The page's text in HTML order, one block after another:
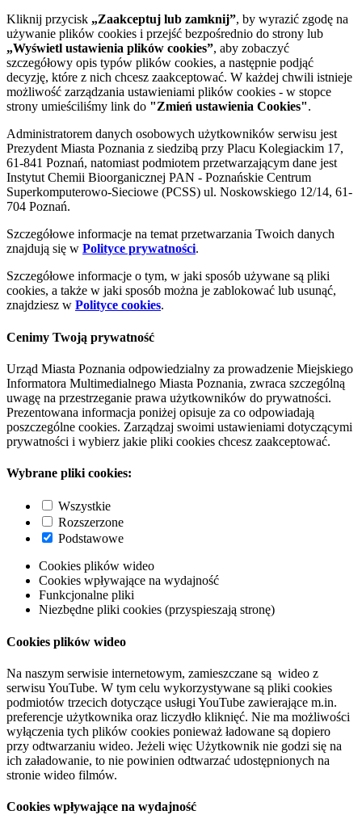
Kliknij przycisk „Zaakceptuj lub zamknij”, by wyrazić zgodę na
używanie plików cookies i przejść bezpośrednio do strony lub
„Wyświetl ustawienia plików cookies”, aby zobaczyć
szczegółowy opis typów plików cookies, a następnie podjąć
decyzję, które z nich chcesz zaakceptować. W każdej chwili istnieje
możliwość zarządzania ustawieniami plików cookies - w stopce
strony umieściliśmy link do "Zmień ustawienia Cookies".
Administratorem danych osobowych użytkowników serwisu jest
Prezydent Miasta Poznania z siedzibą przy Placu Kolegiackim 17,
61-841 Poznań, natomiast podmiotem przetwarzającym dane jest
Instytut Chemii Bioorganicznej PAN - Poznańskie Centrum
Superkomputerowo-Sieciowe (PCSS) ul. Noskowskiego 12/14, 61-
704 Poznań.
Szczegółowe informacje na temat przetwarzania Twoich danych
znajdują się w Polityce prywatności.
Szczegółowe informacje o tym, w jaki sposób używane są pliki
cookies, a także w jaki sposób można je zablokować lub usunąć,
znajdziesz w Polityce cookies.
Cenimy Twoją prywatność
Urząd Miasta Poznania odpowiedzialny za prowadzenie Miejskiego
Informatora Multimedialnego Miasta Poznania, zwraca szczególną
uwagę na przestrzeganie prawa użytkowników do prywatności.
Prezentowana informacja poniżej opisuje za co odpowiadają
poszczególne cookies. Zarządzaj swoimi ustawieniami dotyczącymi
prywatności i wybierz jakie pliki cookies chcesz zaakceptować.
Wybrane pliki cookies:
Wszystkie
Rozszerzone
Podstawowe
Cookies plików wideo
Cookies wpływające na wydajność
Funkcjonalne pliki
Niezbędne pliki cookies (przyspieszają stronę)
Cookies plików wideo
Na naszym serwisie internetowym, zamieszczane są wideo z
serwisu YouTube. W tym celu wykorzystywane są pliki cookies
podmiotów trzecich dotyczące usługi YouTube zawierające m.in.
preferencje użytkownika oraz liczydło kliknięć. Nie ma możliwości
wyłączenia tych plików cookies ponieważ ładowane są dopiero
przy odtwarzaniu wideo. Jeżeli więc Użytkownik nie godzi się na
ich załadowanie, to nie powinien odtwarzać udostępnionych na
stronie wideo filmów.
Cookies wpływające na wydajność